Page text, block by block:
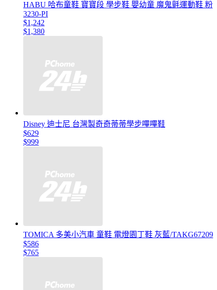
HABU 哈布童鞋 寶寶段 學步鞋 嬰幼童 魔鬼氈運動鞋 粉
3230-PI
$1,242
$1,380
Disney 迪士尼 台灣製奇奇蒂蒂學步嗶嗶鞋
$629
$999
TOMICA 多美小汽車 童鞋 電燈園丁鞋 灰藍/TAKG67209
$586
$765